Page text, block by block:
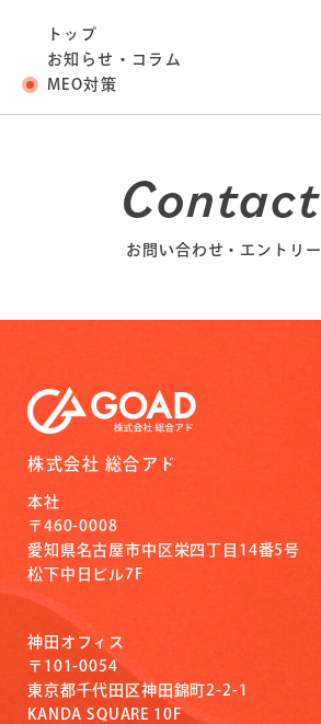
トップ
お知らせ・コラム
MEO対策
Contact
お問い合わせ・エントリー
株式会社 総合アド
本社
〒460-0008
愛知県名古屋市中区栄四丁目14番5号
松下中日ビル7F
神田オフィス
〒101-0054
東京都千代田区神田錦町2-2-1
KANDA SQUARE 10F